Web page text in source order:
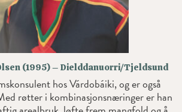
(1995) – Dielddanuorri/Tjeldsund
hos Várdobáiki, og er også
røtter i kombinasjonsnæringer er han